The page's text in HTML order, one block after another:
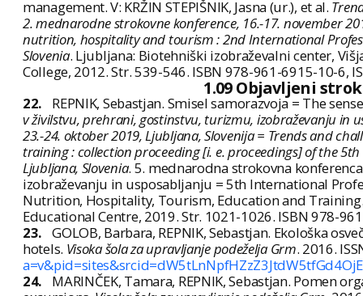
management. V: KRŽIN STEPIŠNIK, Jasna (ur.), et al.
2. mednarodne strokovne konference, 16.-17. november
nutrition, hospitality and tourism : 2nd International
Slovenia. Ljubljana: Biotehniški izobraževalni center,
College, 2012. Str. 539-546. ISBN 978-961-6915-10-6,
1.09 Objavljeni
22.
REPNIK, Sebastjan. Smisel samorazvoja = The
v živilstvu, prehrani, gostinstvu, turizmu, izobraževanju in
23.-24. oktober 2019, Ljubljana, Slovenija = Trends and
training : collection proceeding [i. e. proceedings] of the
Ljubljana, Slovenia. 5. mednarodna strokovna
izobraževanju in usposabljanju = 5th International
Nutrition, Hospitality, Tourism, Education and
Educational Centre, 2019. Str. 1021-1026. ISBN 978-
23. GOLOB, Barbara, REPNIK, Sebastjan. Ekološka
hotels. Visoka šola za upravljanje podeželja Grm. 2016.
24.
MARINČEK, Tamara, REPNIK, Sebastjan. Pomen